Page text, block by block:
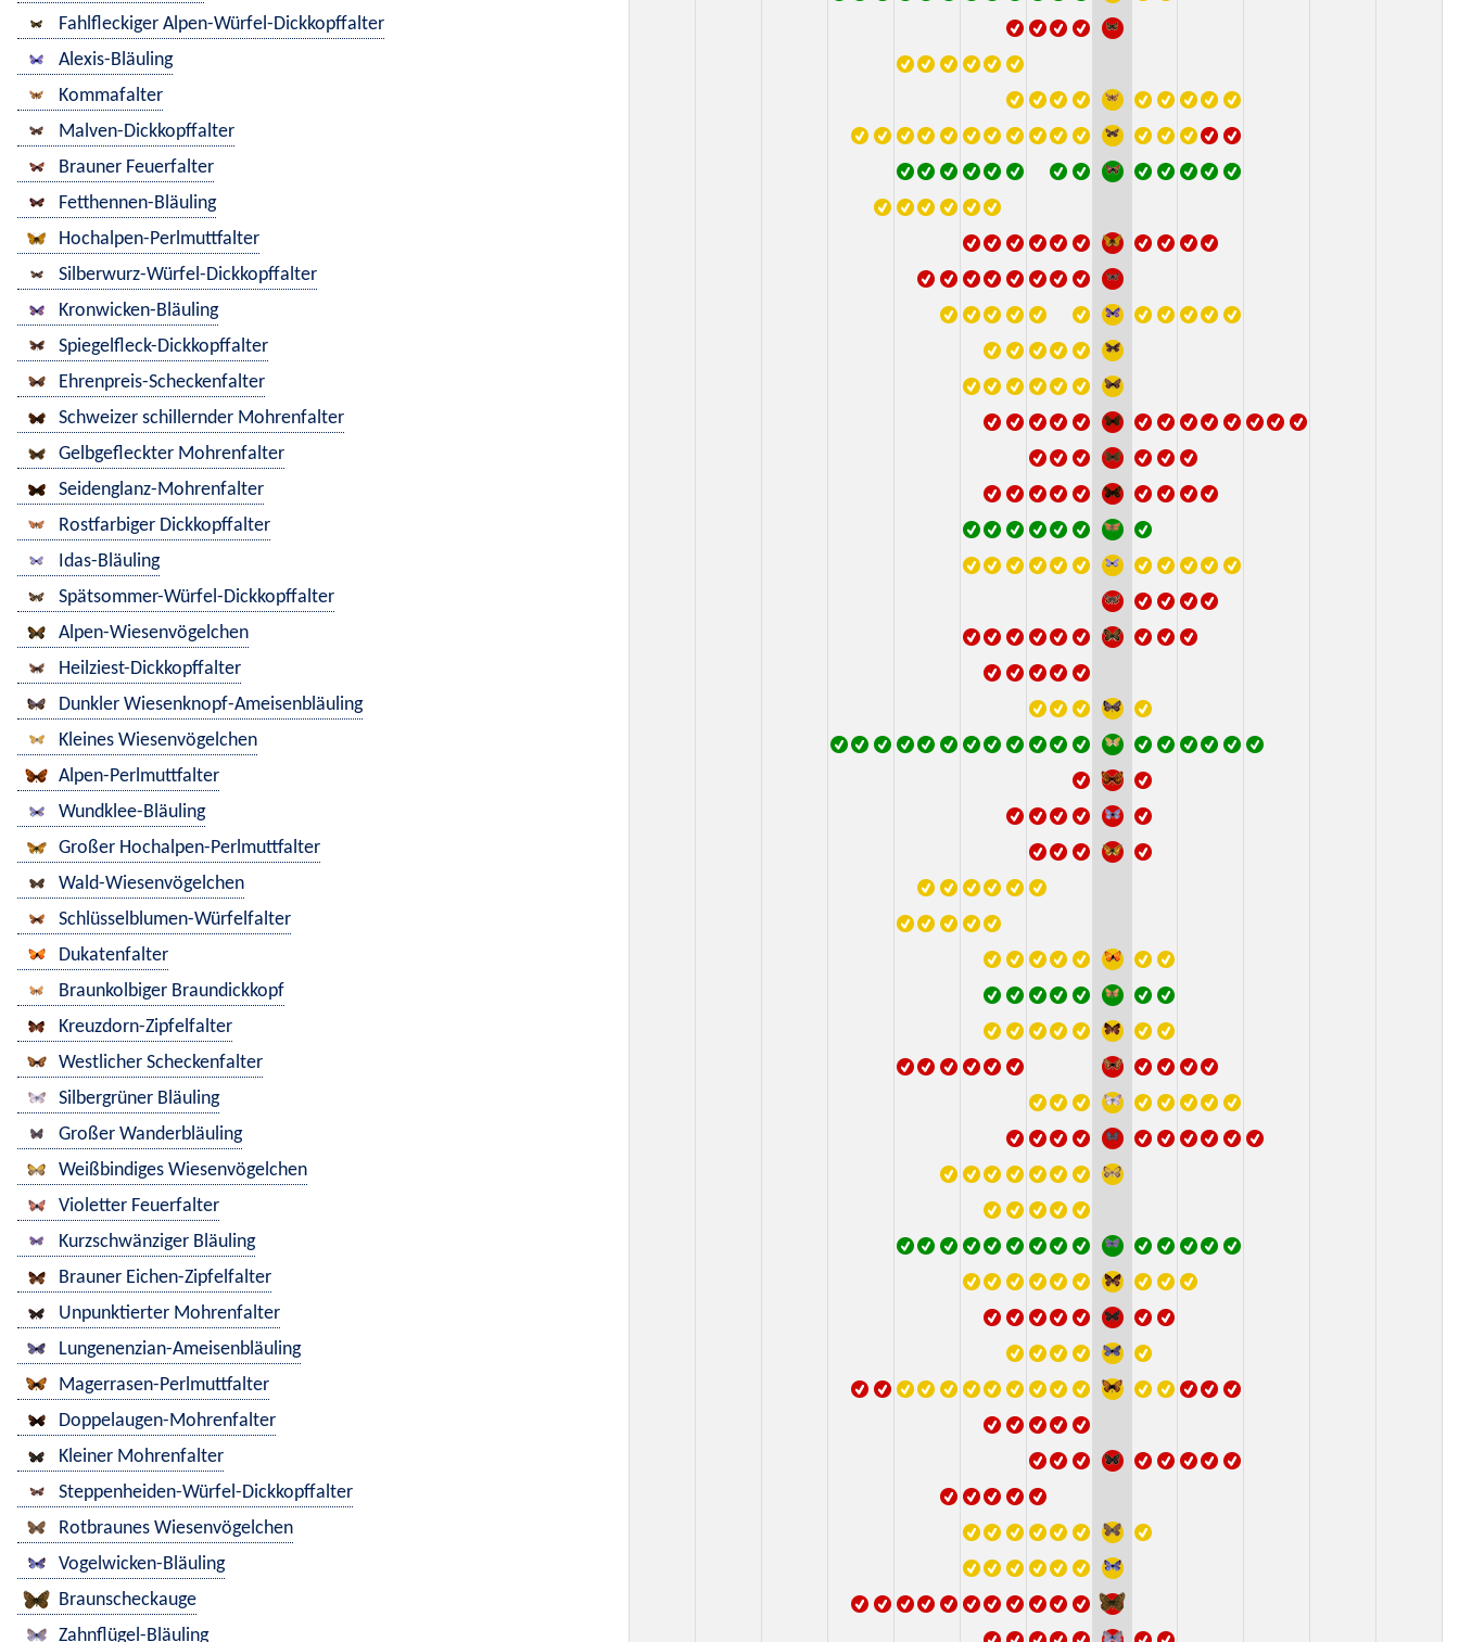
Fahlfleckiger Alpen-Würfel-Dickkopffalter
Alexis-Bläuling
Kommafalter
Malven-Dickkopffalter
Brauner Feuerfalter
Fetthennen-Bläuling
Hochalpen-Perlmuttfalter
Silberwurz-Würfel-Dickkopffalter
Kronwicken-Bläuling
Spiegelfleck-Dickkopffalter
Ehrenpreis-Scheckenfalter
Schweizer schillernder Mohrenfalter
Gelbgefleckter Mohrenfalter
Seidenglanz-Mohrenfalter
Rostfarbiger Dickkopffalter
Idas-Bläuling
Spätsommer-Würfel-Dickkopffalter
Alpen-Wiesenvögelchen
Heilziest-Dickkopffalter
Dunkler Wiesenknopf-Ameisenbläuling
Kleines Wiesenvögelchen
Alpen-Perlmuttfalter
Wundklee-Bläuling
Großer Hochalpen-Perlmuttfalter
Wald-Wiesenvögelchen
Schlüsselblumen-Würfelfalter
Dukatenfalter
Braunkolbiger Braundickkopf
Kreuzdorn-Zipfelfalter
Westlicher Scheckenfalter
Silbergrüner Bläuling
Großer Wanderbläuling
Weißbindiges Wiesenvögelchen
Violetter Feuerfalter
Kurzschwänziger Bläuling
Brauner Eichen-Zipfelfalter
Unpunktierter Mohrenfalter
Lungenenzian-Ameisenbläuling
Magerrasen-Perlmuttfalter
Doppelaugen-Mohrenfalter
Kleiner Mohrenfalter
Steppenheiden-Würfel-Dickkopffalter
Rotbraunes Wiesenvögelchen
Vogelwicken-Bläuling
Braunscheckauge
Zahnflügel-Bläuling